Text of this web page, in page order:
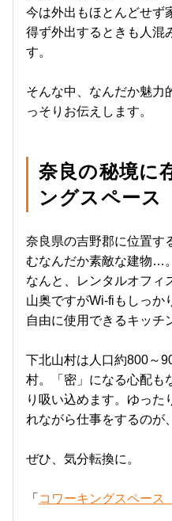
今は外出もほとんどせず
得ず外出するときも人混
す。
そんな中、なんだか魅力
っそりお伝えします。
奈良の秘境に
ングスペー
奈良県の吉野郡に位置す
むなんだか素敵な建物…。
なんと、レンタルオフィ
山奥ですがWi-fiもしっか
自由に使用できるキッチ
下北山村は人口約800～
村。「密」になる心配も
り吸い込めます。ゆった
れながら仕事をするのが
ぜひ、気分転換に。
「 コワーキングスペー